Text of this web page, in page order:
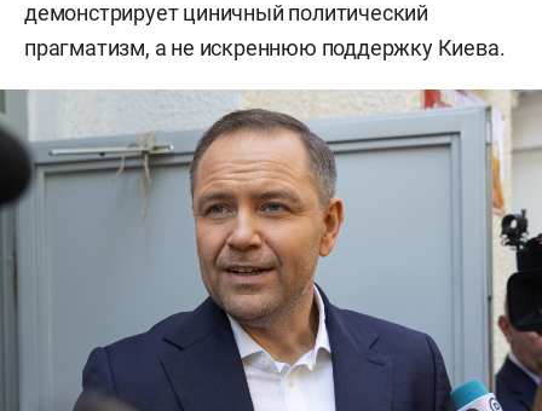
демонстрирует циничный политический
прагматизм, а не искреннюю поддержку Киева.